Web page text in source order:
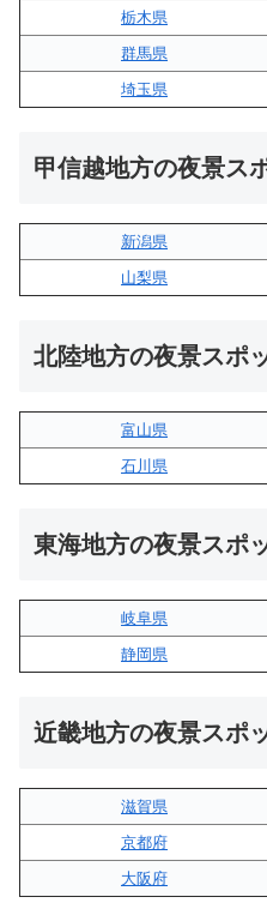
栃木県
群馬県
埼玉県
甲信越地方の夜景ス
新潟県
山梨県
北陸地方の夜景スポ
富山県
石川県
東海地方の夜景スポ
岐阜県
静岡県
近畿地方の夜景スポ
滋賀県
京都府
大阪府